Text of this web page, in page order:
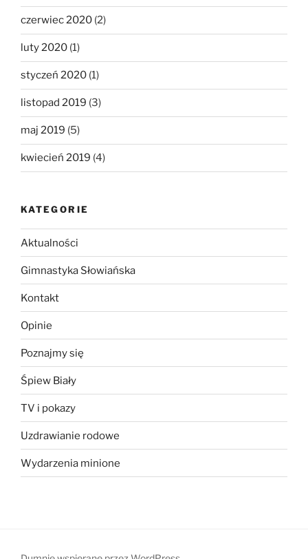
czerwiec 2020 (2)
luty 2020 (1)
styczeń 2020 (1)
listopad 2019 (3)
maj 2019 (5)
kwiecień 2019 (4)
KATEGORIE
Aktualności
Gimnastyka Słowiańska
Kontakt
Opinie
Poznajmy się
Śpiew Biały
TV i pokazy
Uzdrawianie rodowe
Wydarzenia minione